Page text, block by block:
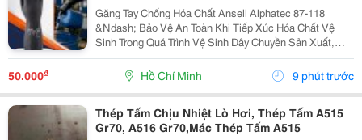
Găng Tay Chống Hóa Chất Ansell Alphatec 87-118
&Ndash; Bảo Vệ An Toàn Khi Tiếp Xúc Hóa Chất Vệ
Sinh Trong Quá Trình Vệ Sinh Dây Chuyền Sản Xuất,
Nhà Máy Và Khu Công Nghiệp, Người Lao Động
Thường Xuyên Tiếp Xúc Với Hóa Chất Tẩy Rửa, Dung
Dịch Khử...
50.000₫ Hồ Chí Minh 9 phút trước
Thép Tấm Chịu Nhiệt Lò Hơi, Thép Tấm A515
Gr70, A516 Gr70,Mác Thép Tấm A515